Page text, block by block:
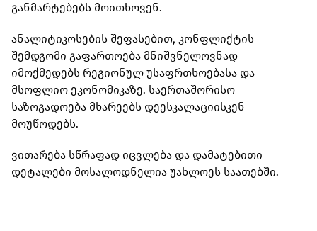
განმარტებებს მოითხოვენ.
ანალიტიკოსების შეფასებით, კონფლიქტის
შემდგომი გაფართოება მნიშვნელოვნად
იმოქმედებს რეგიონულ უსაფრთხოებასა და
მსოფლიო ეკონომიკაზე. საერთაშორისო
საზოგადოება მხარეებს დეესკალაციისკენ
მოუწოდებს.
ვითარება სწრაფად იცვლება და დამატებითი
დეტალები მოსალოდნელია უახლოეს საათებში.